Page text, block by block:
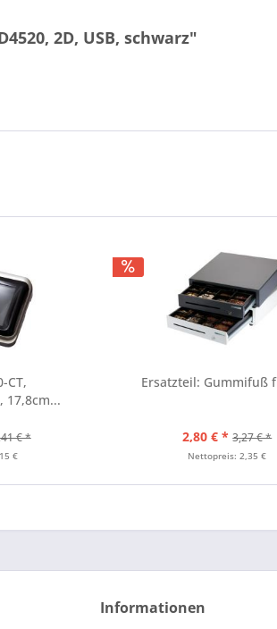
2D, USB, schwarz"
CT,
17,8cm...
€ *
€
Ersatzteil: Gummifuß
2,80 € * 3,27 € *
Nettopreis: 2,35 €
Informationen